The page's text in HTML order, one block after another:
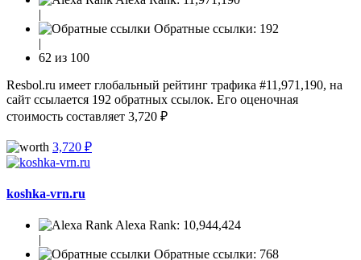
|
Обратные ссылки: 192
|
62 из 100
Resbol.ru имеет глобальный рейтинг трафика #11,971,190, на
сайт ссылается 192 обратных ссылок. Его оценочная
стоимость составляет 3,720 ₽
3,720 ₽
koshka-vrn.ru
Alexa Rank: 10,944,424
|
Обратные ссылки: 768